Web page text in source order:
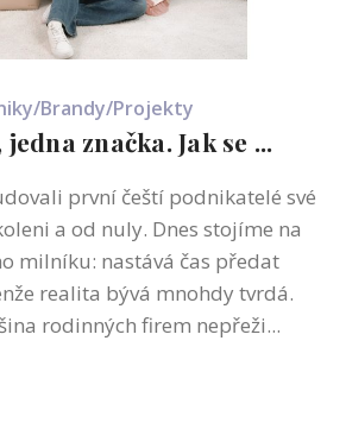
Brandy/Projekty
značka. Jak se ...
první čeští podnikatelé své
a od nuly. Dnes stojíme na
milníku: nastává čas předat
realita bývá mnohdy tvrdá.
rodinných firem nepřeži...